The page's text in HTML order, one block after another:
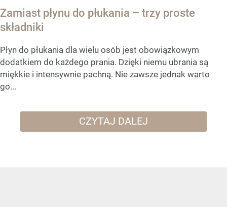
Zamiast płynu do płukania – trzy proste
składniki
Płyn do płukania dla wielu osób jest obowiązkowym
dodatkiem do każdego prania. Dzięki niemu ubrania są
miękkie i intensywnie pachną. Nie zawsze jednak warto
go...
CZYTAJ DALEJ